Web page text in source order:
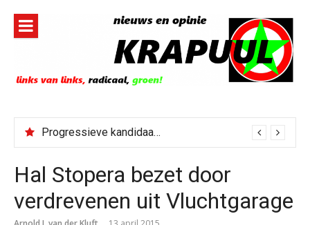
inhoud
Progressieve kandidaat El-Sayed senaatskandidaat Michigan
Hal Stopera bezet door
verdrevenen uit Vluchtgarage